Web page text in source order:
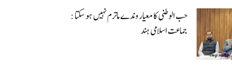
حب الوطنی کا معیار وندے ماترم نہیں ہو سکتا :
جماعت اسلامی ہند